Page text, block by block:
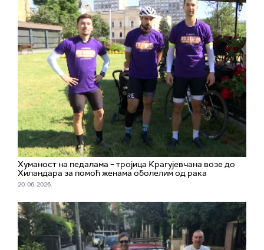
Хуманост на педалама – тројица Крагујевчана возе до
Хиландара за помоћ женама оболелим од рака
20. 06. 2026.